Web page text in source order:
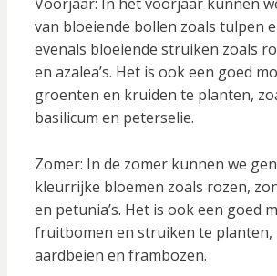
van bloeiende bollen zoals tulpen
evenals bloeiende struiken zoals
en azalea’s. Het is ook een goed
groenten en kruiden te planten,
basilicum en peterselie.
Zomer: In de zomer kunnen we
kleurrijke bloemen zoals rozen,
en petunia’s. Het is ook een goed
fruitbomen en struiken te planten,
aardbeien en frambozen.